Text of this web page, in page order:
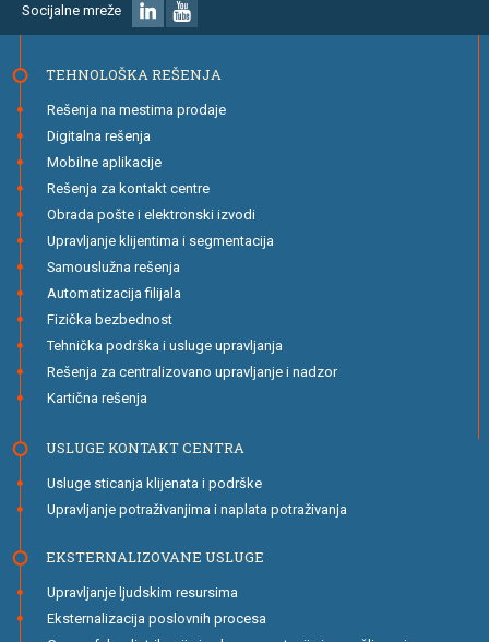
Socijalne mreže
TEHNOLOŠKA REŠENJA
Rešenja na mestima prodaje
Digitalna rešenja
Mobilne aplikacije
Rešenja za kontakt centre
Obrada pošte i elektronski izvodi
Upravljanje klijentima i segmentacija
Samouslužna rešenja
Automatizacija filijala
Fizička bezbednost
Tehnička podrška i usluge upravljanja
Rešenja za centralizovano upravljanje i nadzor
Kartična rešenja
USLUGE KONTAKT CENTRA
Usluge sticanja klijenata i podrške
Upravljanje potraživanjima i naplata potraživanja
EKSTERNALIZOVANE USLUGE
Upravljanje ljudskim resursima
Eksternalizacija poslovnih procesa